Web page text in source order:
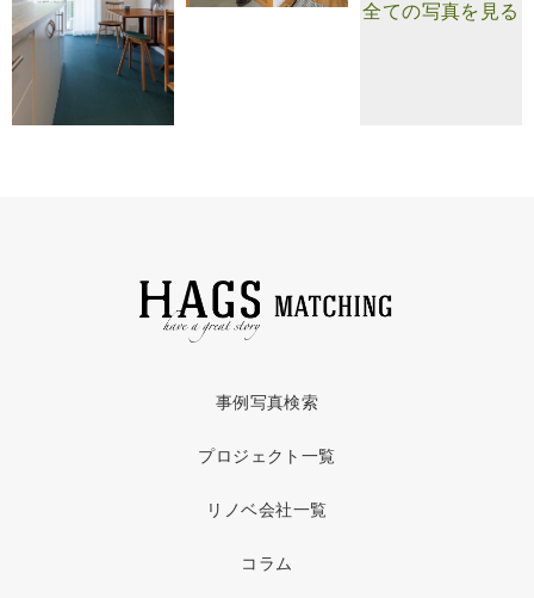
全ての写真を見る
事例写真検索
プロジェクト一覧
リノベ会社一覧
コラム